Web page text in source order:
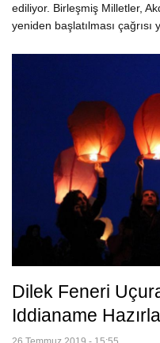
ediliyor. Birleşmiş Milletler,
yeniden başlatılması çağrısı
Dilek Feneri
Iddianame